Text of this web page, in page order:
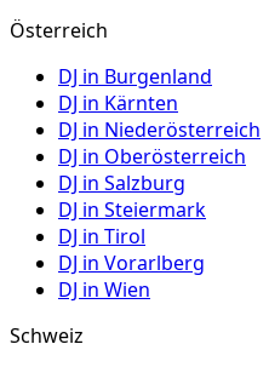
Österreich
DJ in Burgenland
DJ in Kärnten
DJ in Niederösterreich
DJ in Oberösterreich
DJ in Salzburg
DJ in Steiermark
DJ in Tirol
DJ in Vorarlberg
DJ in Wien
Schweiz